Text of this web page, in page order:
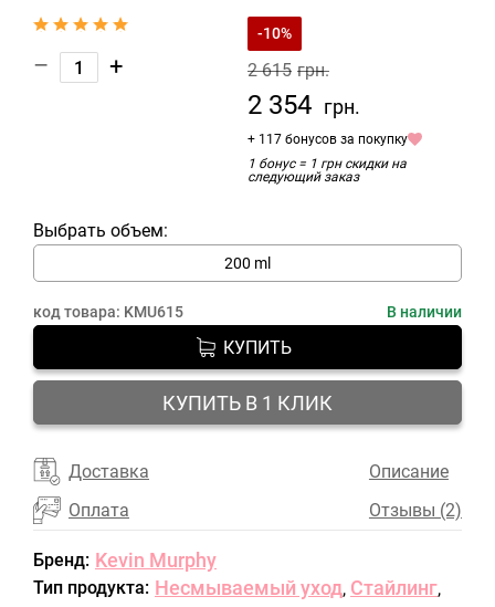
– +
-10%
2 615 грн.
2 354 грн.
+ 117 бонусов за покупку
1 бонус = 1 грн скидки на
следующий заказ
Выбрать объем:
200 ml
код товара: KMU615 В наличии
КУПИТЬ
КУПИТЬ В 1 КЛИК
Доставка
Оплата
Описание
Отзывы (2)
Бренд: Kevin Murphy
Тип продукта: Несмываемый уход, Стайлинг,